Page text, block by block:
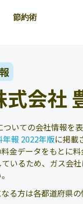
節約術
会社
いての会社情報を
年報 2022年版に掲載
金データをもとに料
いるため、ガス会
る方は各都道府県